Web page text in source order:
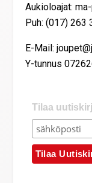
Aukioloajat:
Puh: (017) 263
E-Mail:
Y-tunnus
Tilaa